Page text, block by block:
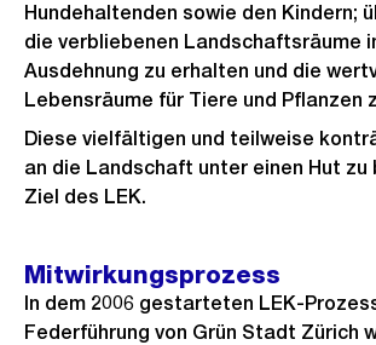
Hundehaltenden sowie den Kindern;
die verbliebenen Landschaftsräume
Ausdehnung zu erhalten und die
Lebensräume für Tiere und Pflanzen
Diese vielfältigen und teilweise
an die Landschaft unter einen Hut zu
Ziel des LEK.
Mitwirkungsprozess
In dem 2006 gestarteten LEK-
Federführung von Grün Stadt Zürich